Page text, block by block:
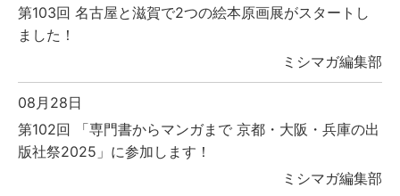
第103回 名古屋と滋賀で2つの絵本原画展がスタートし
ました！
ミシマガ編集部
08月28日
第102回 「専門書からマンガまで 京都・大阪・兵庫の出
版社祭2025」に参加します！
ミシマガ編集部